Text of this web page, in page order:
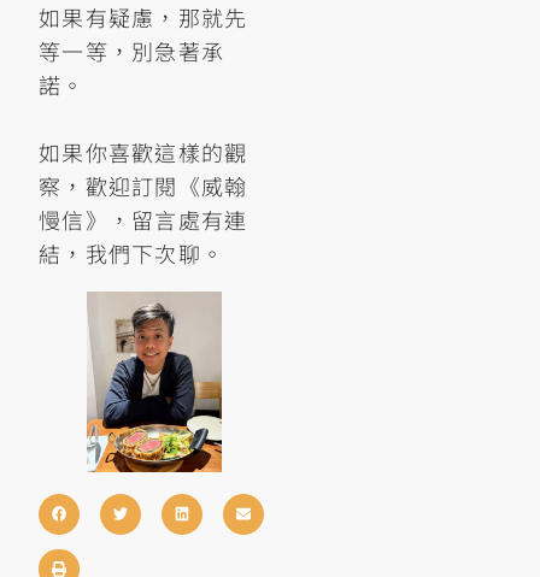
如果有疑慮，那就先
等一等，別急著承
諾。
如果你喜歡這樣的觀
察，歡迎訂閱《威翰
慢信》，留言處有連
結，我們下次聊。